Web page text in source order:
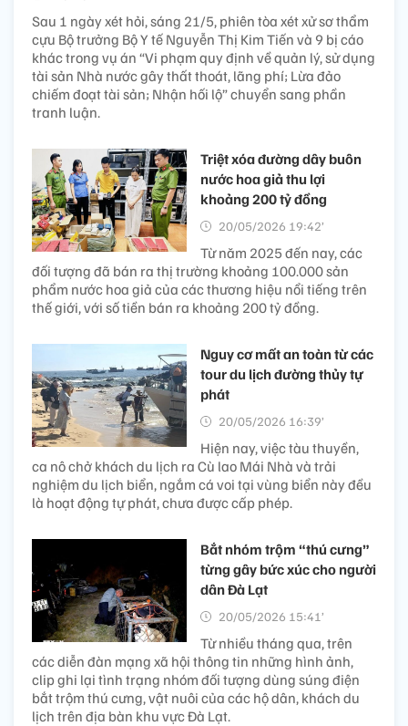
Sau 1 ngày xét hỏi, sáng 21/5, phiên tòa xét xử sơ thẩm
cựu Bộ trưởng Bộ Y tế Nguyễn Thị Kim Tiến và 9 bị cáo
khác trong vụ án “Vi phạm quy định về quản lý, sử dụng
tài sản Nhà nước gây thất thoát, lãng phí; Lừa đảo
chiếm đoạt tài sản; Nhận hối lộ” chuyển sang phần
tranh luận.
Triệt xóa đường dây buôn
nước hoa giả thu lợi
khoảng 200 tỷ đồng
20/05/2026 19:42’
Từ năm 2025 đến nay, các
đối tượng đã bán ra thị trường khoảng 100.000 sản
phẩm nước hoa giả của các thương hiệu nổi tiếng trên
thế giới, với số tiền bán ra khoảng 200 tỷ đồng.
Nguy cơ mất an toàn từ các
tour du lịch đường thủy tự
phát
20/05/2026 16:39’
Hiện nay, việc tàu thuyền,
ca nô chở khách du lịch ra Cù lao Mái Nhà và trải
nghiệm du lịch biển, ngắm cá voi tại vùng biển này đều
là hoạt động tự phát, chưa được cấp phép.
Bắt nhóm trộm “thú cưng”
từng gây bức xúc cho người
dân Đà Lạt
20/05/2026 15:41’
Từ nhiều tháng qua, trên
các diễn đàn mạng xã hội thông tin những hình ảnh,
clip ghi lại tình trạng nhóm đối tượng dùng súng điện
bắt trộm thú cưng, vật nuôi của các hộ dân, khách du
lịch trên địa bàn khu vực Đà Lạt.